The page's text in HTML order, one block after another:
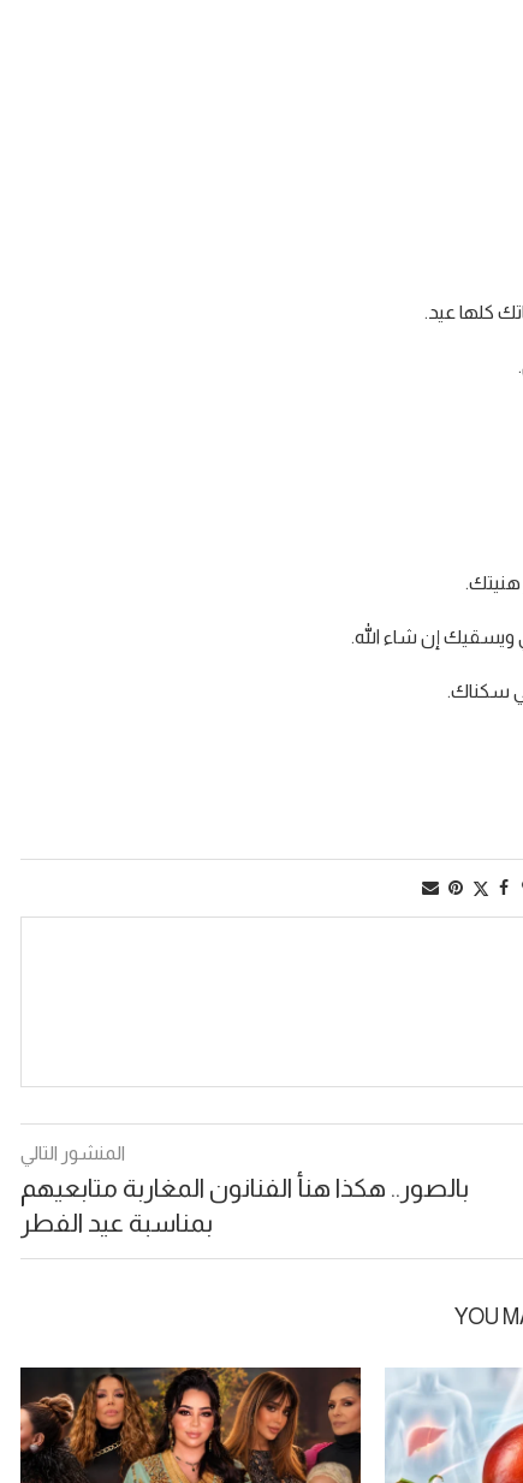
كلها عيد.
هنيتك.
ويسقيك إن شاء الله.
سكناك.
المنشور التالي
بالصور.. هكذا هنأ الفنانون المغاربة متابعيهم
بمناسبة عيد الفطر
YOU